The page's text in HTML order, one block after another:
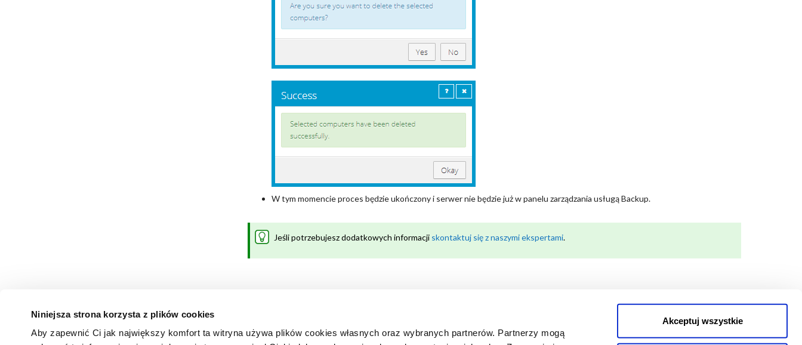
Niniejsza strona korzysta z plików cookies
Aby zapewnić Ci jak największy komfort ta witryna używa plików cookies własnych oraz wybranych partnerów. Partnerzy mogą
Akceptuj wszystkie
W tym momencie proces będzie ukończony i serwer nie będzie już w panelu zarządzania usługą Backup.
Jeśli potrzebujesz dodatkowych informacji skontaktuj się z naszymi ekspertami.